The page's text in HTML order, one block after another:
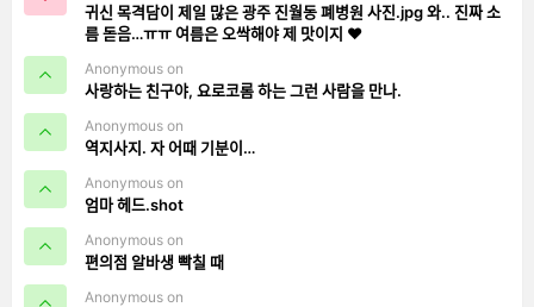
귀신 목격담이 제일 많은 광주 진월동 폐병원 사진.jpg 와.. 진짜 소
름 돋음…ㅠㅠ 여름은 오싹해야 제 맛이지 ❤️
Anonymous on
사랑하는 친구야, 요로코롬 하는 그런 사람을 만나.
Anonymous on
역지사지. 자 어때 기분이…
Anonymous on
엄마 헤드.shot
Anonymous on
편의점 알바생 빡칠 때
Anonymous on